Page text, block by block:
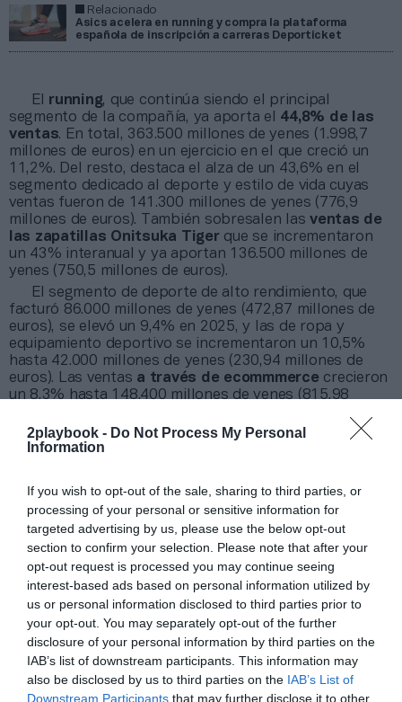
2playbook - Do Not Process My Personal
Information
If you wish to opt-out of the sale, sharing to third parties, or
processing of your personal or sensitive information for
targeted advertising by us, please use the below opt-out
section to confirm your selection. Please note that after your
opt-out request is processed you may continue seeing
interest-based ads based on personal information utilized by
us or personal information disclosed to third parties prior to
your opt-out. You may separately opt-out of the further
disclosure of your personal information by third parties on the
IAB’s list of downstream participants. This information may
also be disclosed by us to third parties on the IAB’s List of
Downstream Participants that may further disclose it to other
Relacionado
Asics acelera en running y compra la plataforma
española de inscripción a carreras Deporticket
El running, que continúa siendo el principal
segmento de la compañía, ya aporta el 44,8% de las
ventas. En total, 363.500 millones de yenes (1.998,7
millones de euros) en un ejercicio en el que creció un
11,2%. Del resto, destaca el alza de un 43,6% en el
segmento dedicado al deporte y estilo de vida cuyas
ventas fueron de 141.300 millones de yenes (776,9
millones de euros). También sobresalen lasventas de
las zapatillas Onitsuka Tiger que se incrementaron
un 43% interanual y ya aportan 136.500 millones de
yenes (750,5 millones de euros).
El segmento de deporte de alto rendimiento, que
facturó 86.000 millones de yenes (472,87 millones de
euros), se elevó un 9,4% en 2025, y las de ropa y
equipamiento deportivo se incrementaron un 10,5%
hasta 42.000 millones de yenes (230,94 millones de
euros). Las ventas a través de ecommmerce crecieron
un 8,3% hasta 148.400 millones de yenes (815,98
De cara a 2026 , la compañía prevécrecer un 17,2%
hasta 950.000 millones de yenes (5.223 millones de
millones de yenes (604,8 millones de euros). “Para el
año fiscal 2026, nuestro objetivo es impulsar un
crecimiento rentable en todas las categorías,
especialmente liderado por running y el segmento
dedicado al deporte y estilo de vida”, ha señalado en un
comunicado.
Sobre Intelligence 2P
Intelligence 2P es la unidad de estrategia e
inteligencia de mercado de 2Playbook, cuya plataforma
de datos monitoriza en tiempo real el negocio de 60
clubes de LaLiga, Liga F y Primera Federación; 200